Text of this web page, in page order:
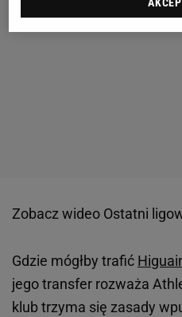
Zobacz wideo Ostatni
Gdzie mógłby trafić
jego transfer rozważa
klub trzyma się zasady